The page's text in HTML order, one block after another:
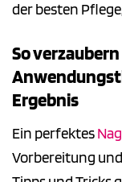
der besten
So
Ergebnis
Ein perfektes
Vorbereitung